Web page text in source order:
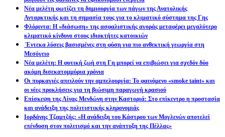
Νέα μελέτη φωτίζει τη δημιουργία των πάγων της Ανατολικής
Ανταρκτικής και τη σημασία τους για το κλιματικό σύστημα της Γης
Φλόριντα: Η «διάσωση» της ασφαλιστικής αγοράς μεταφέρει μεγαλύτερο
κλιματικό κίνδυνο στους ιδιοκτήτες κατοικιών
Έντεκα λύσεις βασισμένες στη φύση για πιο ανθεκτική γεωργία στη
Μεσόγειο
Νέα μελέτη: Η φυτική ζωή στη Γη μπορεί να επιβιώσει για σχεδόν δύο
ακόμη δισεκατομμύρια χρόνια
Οι πυρκαγιές απειλούν την αμπελουργία: Το φαινόμενο «smoke taint» και
οι νέες προκλήσεις για τη βιώσιμη παραγωγή κρασιού
Επίσκεψη της Λίνας Μενδώνη στην Καστοριά: Στο επίκεντρο η προστασία
και ανάδειξη της πολιτιστικής κληρονομιάς
Ιορδάνης Τζαμτζής: «Η ανάδειξη του Κάστρου των Μογλενών αποτελεί
επένδυση στον πολιτισμό και την ανάπτυξη της Πέλλας»